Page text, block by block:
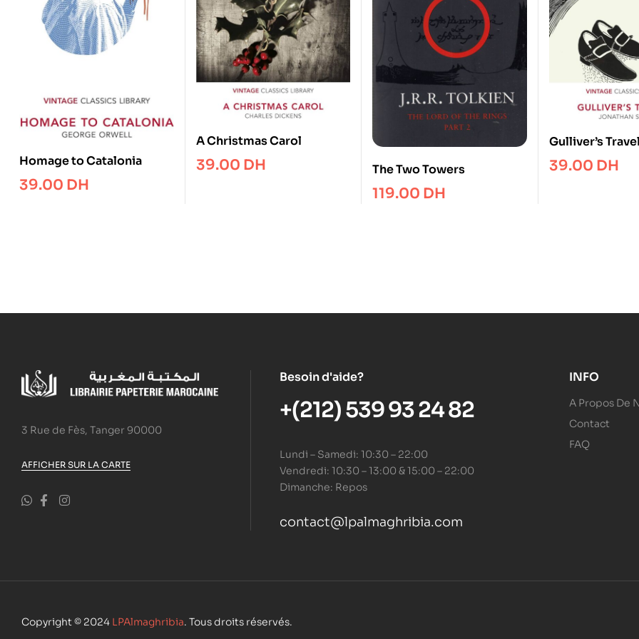
Homage to Catalonia
39.00 DH
A Christmas Carol
39.00 DH The Two Towers
119.00 DH
Gulliver’s
39.00 DH
3 Rue de Fès, Tanger 90000
AFFICHER SUR LA CARTE
Besoin d'aide?
+(212) 539 93 24 82
Lundi – Samedi: 10:30 – 22:00
Vendredi: 10:30 – 13:00 & 15:00 – 22:00
Dimanche: Repos
contact@lpalmaghribia.com
INFO
A Propos De
Contact
FAQ
Copyright © 2024 LPAlmaghribia. Tous droits réservés.